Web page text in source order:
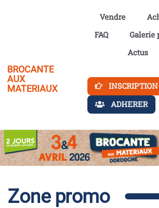
Aller au contenu principal
BROCANTE
AUX
MATERIAUX
Vendre
FAQ
Galerie
Actus
INSCRIPTION
ADHERER
Zone promo